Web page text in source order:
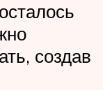
создав